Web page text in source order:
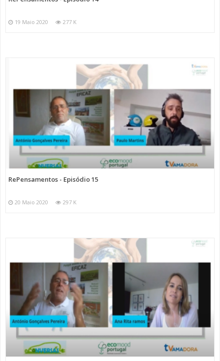
19 Maio 2020 277 K
RePensamentos - Episódio 15
20 Maio 2020 297 K